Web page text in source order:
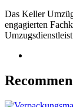
Das Keller
engagierten